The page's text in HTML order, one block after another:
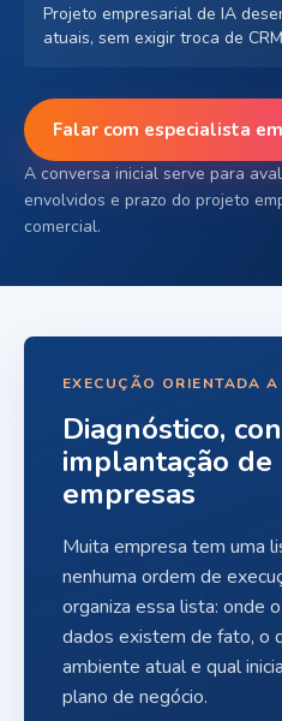
Projeto empresarial de IA
atuais, sem exigir troca de
Falar com especialista
A conversa inicial serve para
envolvidos e prazo do projeto
comercial.
EXECUÇÃO ORIENTADA A
Diagnóstico,
implantação de
empresas
Muita empresa tem uma
nenhuma ordem de
organiza essa lista: onde
dados existem de fato, o
ambiente atual e qual
plano de negócio.